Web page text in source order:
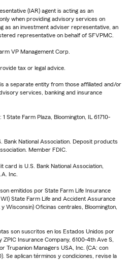
(IAR) agent is acting as an
when providing advisory services on
as an investment adviser representative, an
representative on behalf of SFVPMC.
VP Management Corp.
tax or legal advice.
a separate entity from those affiliated and/or
services, banking and insurance
State Farm Plaza, Bloomington, IL 61710-
Bank National Association. Deposit products
Member FDIC.
is U.S. Bank National Association,
Inc.
emitidos por State Farm Life Insurance
State Farm Life and Accident Assurance
Wisconsin) Oficinas centrales, Bloomington,
son suscritos en los Estados Unidos por
Insurance Company, 6100-4th Ave S,
Trupanion Managers USA, Inc. (CA: con
Se aplican términos y condiciones, revise la